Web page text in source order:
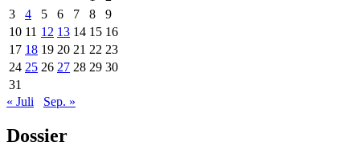
3
4 5 6 7 8
9
10 11 12 13 14 15 16
17 18 19 20 21 22 23
24 25 26 27 28 29 30
31
« Juli
Sep. »
Dossier